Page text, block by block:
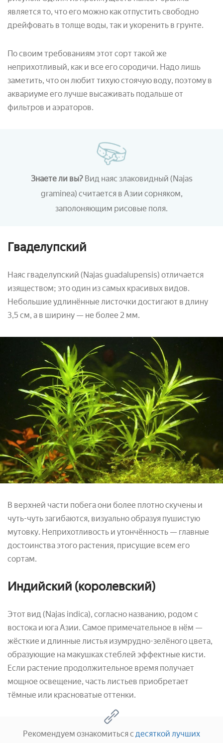
является то, что его можно как отпустить свободно
дрейфовать в толще воды, так и укоренить в грунте.
По своим требованиям этот сорт такой же
неприхотливый, как и все его сородичи. Надо лишь
заметить, что он любит тихую стоячую воду, поэтому в
аквариуме его лучше высаживать подальше от
фильтров и аэраторов.
Знаете ли вы? Вид наяс злаковидный (Najas
graminea) считается в Азии сорняком,
заполоняющим рисовые поля.
Гваделупский
Наяс гваделупский (Najas guadalupensis) отличается
изяществом; это один из самых красивых видов.
Небольшие удлинённые листочки достигают в длину
3,5 см, а в ширину — не более 2 мм.
В верхней части побега они более плотно скучены и
чуть-чуть загибаются, визуально образуя пушистую
мутовку. Неприхотливость и утончённость — главные
достоинства этого растения, присущие всем его
сортам.
Индийский (королевский)
Этот вид (Najas indica), согласно названию, родом с
востока и юга Азии. Самое примечательное в нём —
жёсткие и длинные листья изумрудно-зелёного цвета,
образующие на макушках стеблей эффектные кисти.
Если растение продолжительное время получает
мощное освещение, часть листьев приобретает
тёмные или красноватые оттенки.
Рекомендуем ознакомиться с десяткой лучших